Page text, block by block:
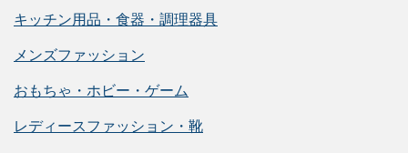
キッチン用品・食器・調理器具
メンズファッション
おもちゃ・ホビー・ゲーム
レディースファッション・靴